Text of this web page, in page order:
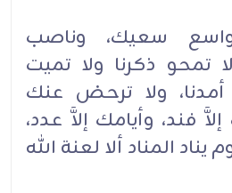
سعيك، وناصب
تمحو ذكرنا ولا تميت
أمدنا، ولا ترحض عنك
فند، وأيامك إلاَّ عدد،
المناد ألا لعنة الله